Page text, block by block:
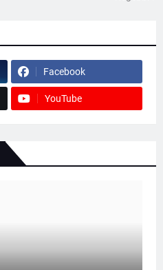
Facebook
YouTube